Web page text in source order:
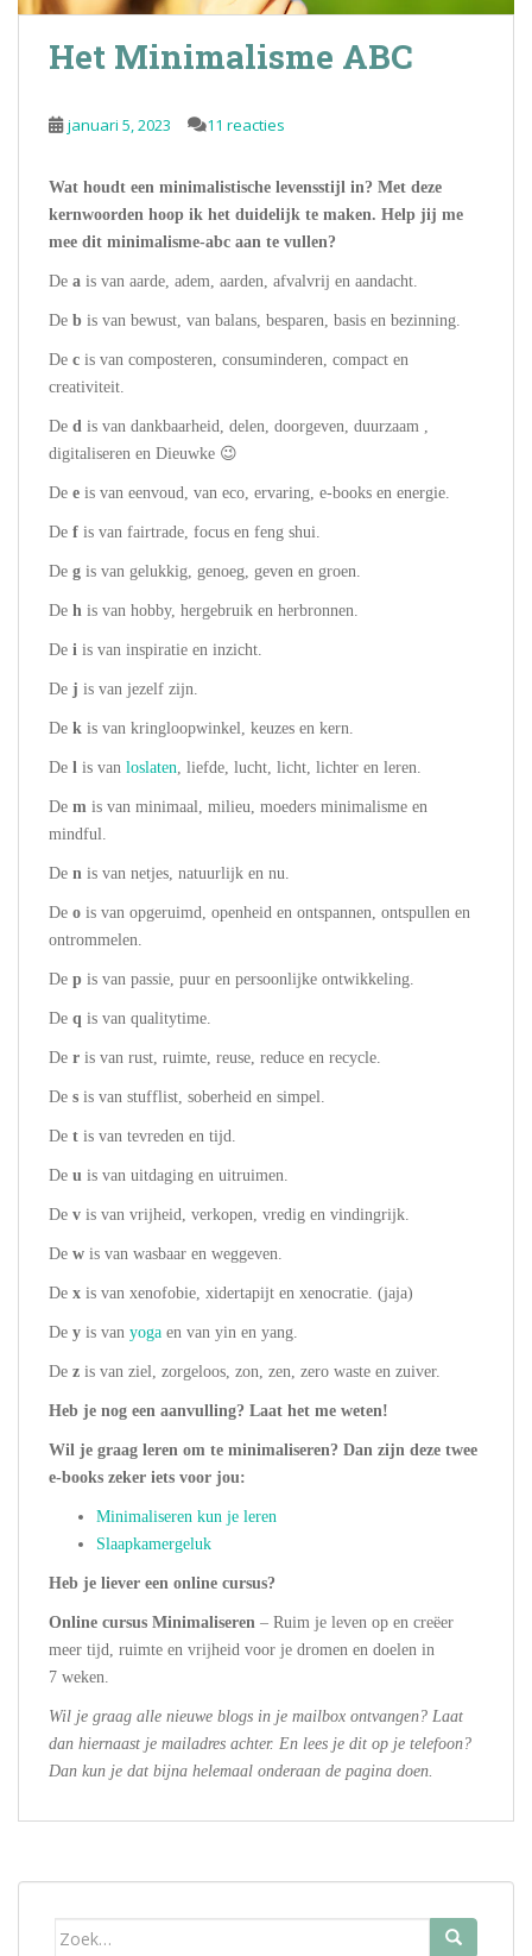
Het Minimalisme ABC
januari 5, 2023 11 reacties
Wat houdt een minimalistische levensstijl in? Met deze
kernwoorden hoop ik het duidelijk te maken. Help jij me
mee dit minimalisme-abc aan te vullen?
De a is van aarde, adem, aarden, afvalvrij en aandacht.
De b is van bewust, van balans, besparen, basis en bezinning.
De c is van composteren, consuminderen, compact en
creativiteit.
De d is van dankbaarheid, delen, doorgeven, duurzaam ,
digitaliseren en Dieuwke 😉
De e is van eenvoud, van eco, ervaring, e-books en energie.
De f is van fairtrade, focus en feng shui.
De g is van gelukkig, genoeg, geven en groen.
De h is van hobby, hergebruik en herbronnen.
De i is van inspiratie en inzicht.
De j is van jezelf zijn.
De k is van kringloopwinkel, keuzes en kern.
De l is van loslaten, liefde, lucht, licht, lichter en leren.
De m is van minimaal, milieu, moeders minimalisme en
mindful.
De n is van netjes, natuurlijk en nu.
De o is van opgeruimd, openheid en ontspannen, ontspullen en
ontrommelen.
De p is van passie, puur en persoonlijke ontwikkeling.
De q is van qualitytime.
De r is van rust, ruimte, reuse, reduce en recycle.
De s is van stufflist, soberheid en simpel.
De t is van tevreden en tijd.
De u is van uitdaging en uitruimen.
De v is van vrijheid, verkopen, vredig en vindingrijk.
De w is van wasbaar en weggeven.
De x is van xenofobie, xidertapijt en xenocratie. (jaja)
De y is van yoga en van yin en yang.
De z is van ziel, zorgeloos, zon, zen, zero waste en zuiver.
Heb je nog een aanvulling? Laat het me weten!
Wil je graag leren om te minimaliseren? Dan zijn deze twee
e-books zeker iets voor jou:
Minimaliseren kun je leren
Slaapkamergeluk
Heb je liever een online cursus?
Online cursus Minimaliseren – Ruim je leven op en creëer
meer tijd, ruimte en vrijheid voor je dromen en doelen in
7 weken.
Wil je graag alle nieuwe blogs in je mailbox ontvangen? Laat
dan hiernaast je mailadres achter. En lees je dit op je telefoon?
Dan kun je dat bijna helemaal onderaan de pagina doen.
Zoek